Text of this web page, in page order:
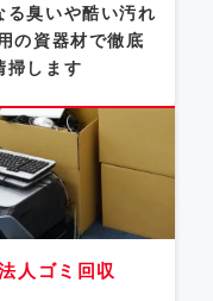
る臭いや酷い汚れ
の資器材で徹底
掃します
人ゴミ回収